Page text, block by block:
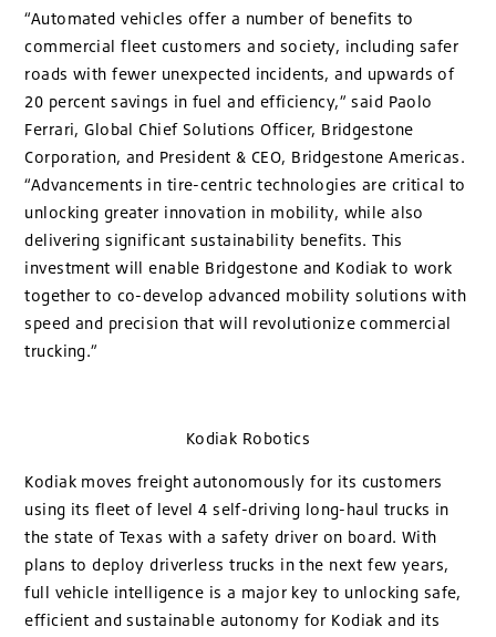
“Automated vehicles offer a number of benefits to
commercial fleet customers and society, including safer
roads with fewer unexpected incidents, and upwards of
20 percent savings in fuel and efficiency,” said Paolo
Ferrari, Global Chief Solutions Officer, Bridgestone
Corporation, and President & CEO, Bridgestone Americas.
“Advancements in tire-centric technologies are critical to
unlocking greater innovation in mobility, while also
delivering significant sustainability benefits. This
investment will enable Bridgestone and Kodiak to work
together to co-develop advanced mobility solutions with
speed and precision that will revolutionize commercial
trucking.”
Kodiak Robotics
Kodiak moves freight autonomously for its customers
using its fleet of level 4 self-driving long-haul trucks in
the state of Texas with a safety driver on board. With
plans to deploy driverless trucks in the next few years,
full vehicle intelligence is a major key to unlocking safe,
efficient and sustainable autonomy for Kodiak and its